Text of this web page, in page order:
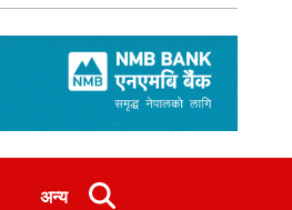
अन्य